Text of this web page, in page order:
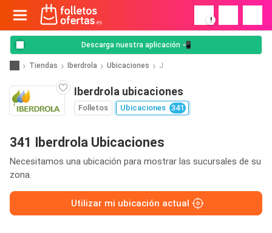
!
Descarga nuestra aplicación 📲
Tiendas Iberdrola Ubicaciones J
Iberdrola ubicaciones
Folletos Ubicaciones 341
341 Iberdrola Ubicaciones
Necesitamos una ubicación para mostrar las sucursales de su
zona.
Utilizar mi ubicación actual